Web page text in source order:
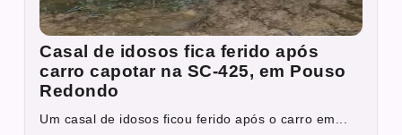
Casal de idosos fica ferido após
carro capotar na SC-425, em Pouso
Redondo
Um casal de idosos ficou ferido após o carro em...